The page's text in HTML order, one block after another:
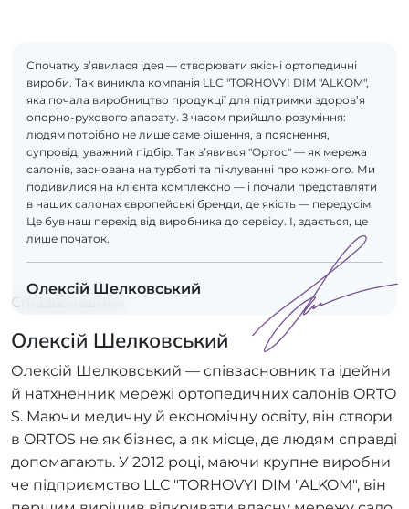
Спочатку з’явилася ідея — створювати якісні ортопедичні
вироби. Так виникла компанія LLC "TORHOVYI DIM "ALKOM",
яка почала виробництво продукції для підтримки здоров’я
опорно-рухового апарату. З часом прийшло розуміння:
людям потрібно не лише саме рішення, а пояснення,
супровід, уважний підбір. Так з’явився "Ортос" — як мережа
салонів, заснована на турботі та піклуванні про кожного. Ми
подивилися на клієнта комплексно — і почали представляти
в наших салонах європейські бренди, де якість — передусім.
Це був наш перехід від виробника до сервісу. І, здається, це
лише початок.
Олексій Шелковський
Співзасновник
Олексій Шелковський
Олексій Шелковський — співзасновник та ідейни
й натхненник мережі ортопедичних салонів ORTO
S. Маючи медичну й економічну освіту, він створи
в ORTOS не як бізнес, а як місце, де людям справді
допомагають. У 2012 році, маючи крупне виробни
че підприємство LLC "TORHOVYI DIM "ALKOM", він